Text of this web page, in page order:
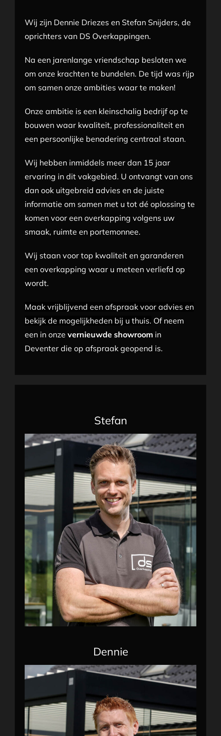
Wij zijn Dennie Driezes en Stefan Snijders, de
oprichters van DS Overkappingen.
Na een jarenlange vriendschap besloten we
om onze krachten te bundelen. De tijd was rijp
om samen onze ambities waar te maken!
Onze ambitie is een kleinschalig bedrijf op te
bouwen waar kwaliteit, professionaliteit en
een persoonlijke benadering centraal staan.
Wij hebben inmiddels meer dan 15 jaar
ervaring in dit vakgebied. U ontvangt van ons
dan ook uitgebreid advies en de juiste
informatie om samen met u tot dé oplossing te
komen voor een overkapping volgens uw
smaak, ruimte en portemonnee.
Wij staan voor top kwaliteit en garanderen
een overkapping waar u meteen verliefd op
wordt.
Maak vrijblijvend een afspraak voor advies en
bekijk de mogelijkheden bij u thuis. Of neem
een in onzevernieuwde showroom in
Deventer die opafspraak geopend is.
Stefan
Dennie